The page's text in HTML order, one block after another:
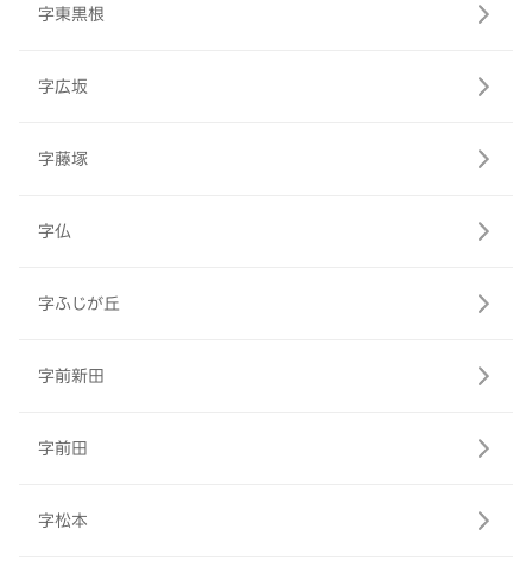
字東黒根
字広坂
字藤塚
字仏
字ふじが丘
字前新田
字前田
字松本